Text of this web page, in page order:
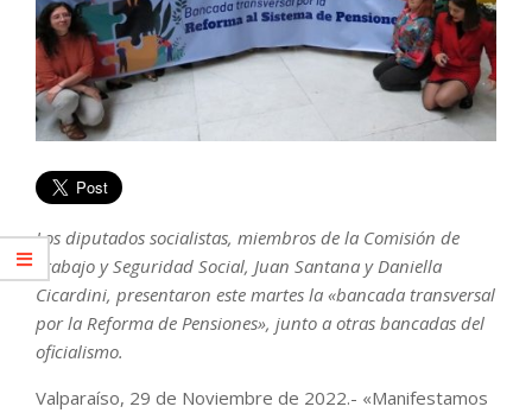
Los diputados socialistas, miembros de la Comisión de
Trabajo y Seguridad Social, Juan Santana y Daniella
Cicardini, presentaron este martes la «bancada transversal
por la Reforma de Pensiones», junto a otras bancadas del
oficialismo.
Valparaíso, 29 de Noviembre de 2022.- «Manifestamos